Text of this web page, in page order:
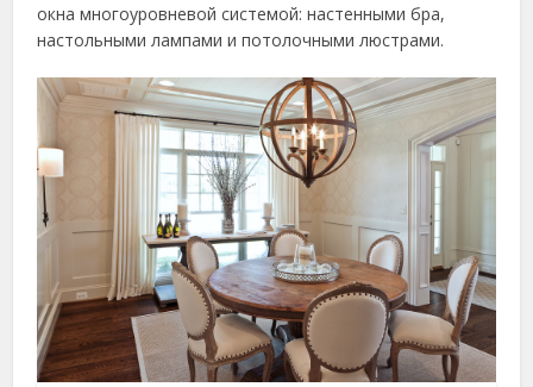
окна многоуровневой системой: настенными бра,
настольными лампами и потолочными люстрами.